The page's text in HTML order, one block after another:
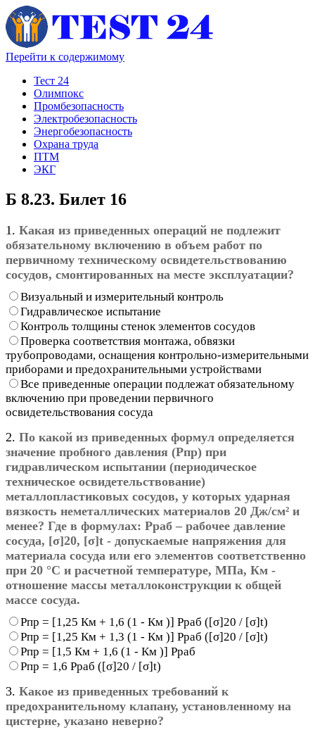
Перейти к содержимому
Тест 24
Олимпокс
Промбезопасность
Электробезопасность
Энергобезопасность
Охрана труда
ПТМ
ЭКГ
Б 8.23. Билет 16
1. Какая из приведенных операций не подлежит
обязательному включению в объем работ по
первичному техническому освидетельствованию
сосудов, смонтированных на месте эксплуатации?
Визуальный и измерительный контроль
Гидравлическое испытание
Контроль толщины стенок элементов сосудов
Проверка соответствия монтажа, обвязки
трубопроводами, оснащения контрольно-измерительными
приборами и предохранительными устройствами
Все приведенные операции подлежат обязательному
включению при проведении первичного
освидетельствования сосуда
2. По какой из приведенных формул определяется
значение пробного давления (Рпр) при
гидравлическом испытании (периодическое
техническое освидетельствование)
металлопластиковых сосудов, у которых ударная
вязкость неметаллических материалов 20 Дж/см² и
менее? Где в формулах: Рраб – рабочее давление
сосуда, [σ]20, [σ]t - допускаемые напряжения для
материала сосуда или его элементов соответственно
при 20 °С и расчетной температуре, МПа, Км -
отношение массы металлоконструкции к общей
массе сосуда.
Рпр = [1,25 Км + 1,6 (1 - Км )] Рраб ([σ]20 / [σ]t)
Рпр = [1,25 Км + 1,3 (1 - Км )] Рраб ([σ]20 / [σ]t)
Рпр = [1,5 Км + 1,6 (1 - Км )] Рраб
Рпр = 1,6 Рраб ([σ]20 / [σ]t)
3. Какое из приведенных требований к
предохранительному клапану, установленному на
цистерне, указано неверно?